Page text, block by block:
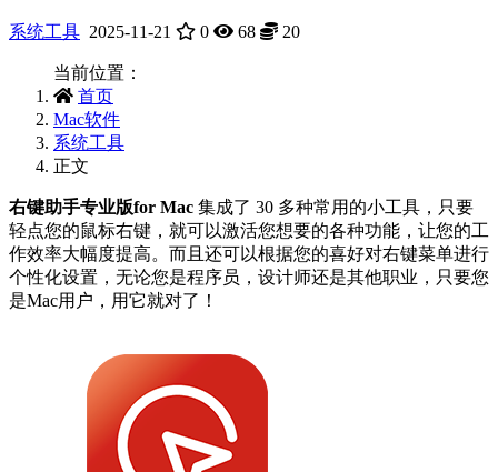
系统工具 2025-11-21 0 68 20
当前位置：
首页
Mac软件
系统工具
正文
右键助手专业版for Mac 集成了 30 多种常用的小工具，只要
轻点您的鼠标右键，就可以激活您想要的各种功能，让您的工
作效率大幅度提高。而且还可以根据您的喜好对右键菜单进行
个性化设置，无论您是程序员，设计师还是其他职业，只要您
是Mac用户，用它就对了！